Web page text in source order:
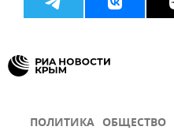
ПОЛИТИКА ОБЩЕСТВО